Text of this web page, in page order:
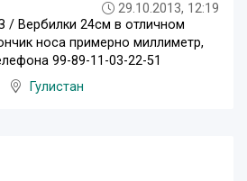
29.10.2013, 12:19
/ Вербилки 24см в отличном
носа примерно миллиметр,
99-89-11-03-22-51
Гулистан